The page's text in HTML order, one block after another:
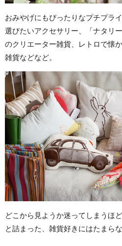
おみやげにもぴったりなプチプラ
選びたいアクセサリー、「ナタリ
のクリエーター雑貨、レトロで懐
雑貨などなど。
どこから見ようか迷ってしまうほ
と詰まった、雑貨好きにはたまら